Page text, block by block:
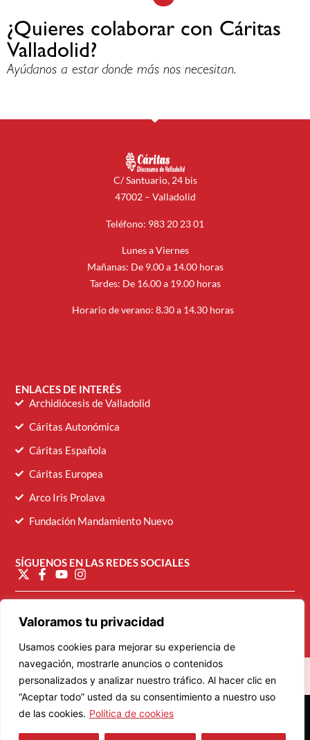
Valoramos tu privacidad
Usamos cookies para mejorar su experiencia de
navegación, mostrarle anuncios o contenidos
personalizados y analizar nuestro tráfico. Al hacer clic en
“Aceptar todo” usted da su consentimiento a nuestro uso
de las cookies. Política de cookies
¿Quieres colaborar con Cáritas
Valladolid?
Ayúdanos a estar donde más nos necesitan.
C/ Santuario, 24 bis
47002 – Valladolid
Teléfono: 983 20 23 01
Lunes a Viernes
Mañanas: De 9.00 a 14.00 horas
Tardes: De 16.00 a 19.00 horas
Horario de verano: 8.30 a 14.30 horas
ENLACES DE INTERÉS
Archidiócesis de Valladolid
Cáritas Autonómica
Cáritas Española
Cáritas Europea
Arco Iris Prolava
Fundación Mandamiento Nuevo
SÍGUENOS EN LAS REDES SOCIALES